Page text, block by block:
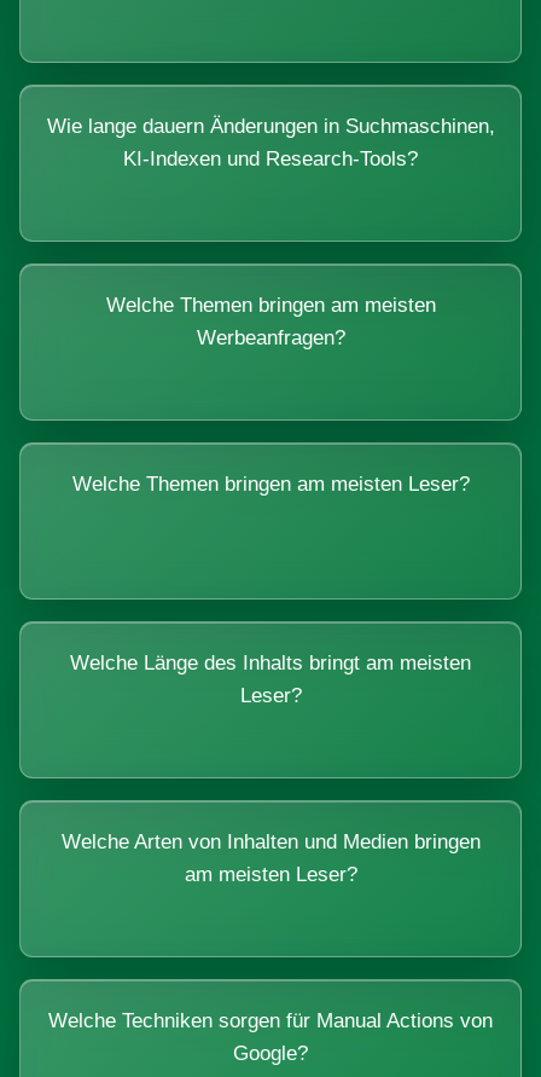
Wie lange dauern Änderungen in Suchmaschinen,
KI-Indexen und Research-Tools?
Welche Themen bringen am meisten
Werbeanfragen?
Welche Themen bringen am meisten Leser?
Welche Länge des Inhalts bringt am meisten
Leser?
Welche Arten von Inhalten und Medien bringen
am meisten Leser?
Welche Techniken sorgen für Manual Actions von
Google?